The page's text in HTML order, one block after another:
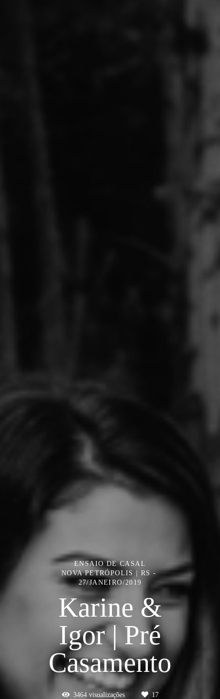
ENSAIO DE CASAL
NOVA PETRÓPOLIS | RS
27/JANEIRO/2019
Karine &
Igor | Pré
Casamento
3464visualizações
17